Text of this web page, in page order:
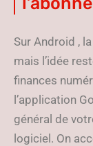
Sur Android ,
mais l’idée
finances
l’application
général de
logiciel. On